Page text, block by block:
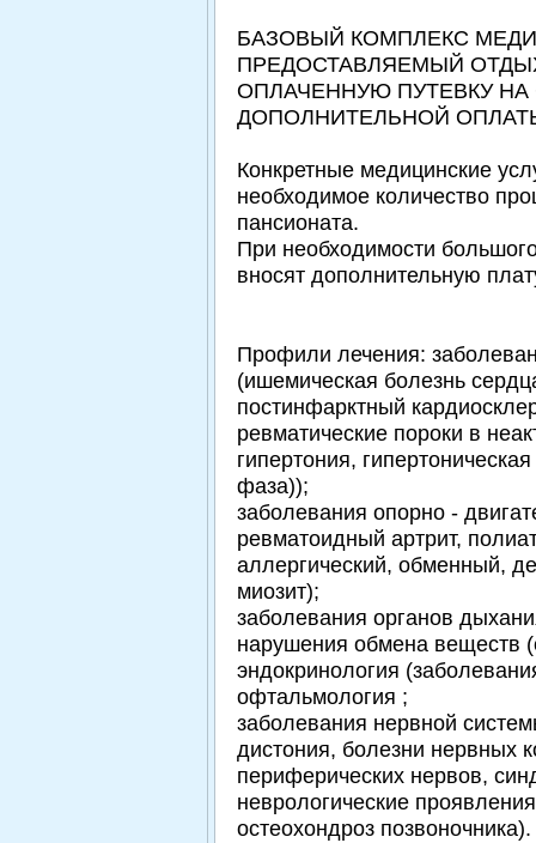
БАЗОВЫЙ КОМПЛЕКС
ПРЕДОСТАВЛЯЕМЫЙ
ОПЛАЧЕННУЮ ПУТЕВКУ
ДОПОЛНИТЕЛЬНОЙ
Конкретные медицинские
необходимое количество
пансионата.
При необходимости
вносят дополнительную
Профили лечения:
(ишемическая болезнь
постинфарктный
ревматические пороки в
гипертония,
фаза));
заболевания опорно -
ревматоидный артрит,
аллергический, обменный,
миозит);
заболевания органов
нарушения обмена веществ
эндокринология
офтальмология ;
заболевания нервной
дистония, болезни нервных
периферических нервов,
неврологические
остеохондроз позвоночника).